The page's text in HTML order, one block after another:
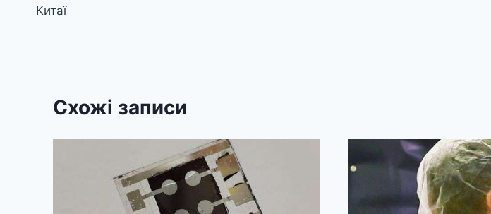
Китаї
Схожі записи